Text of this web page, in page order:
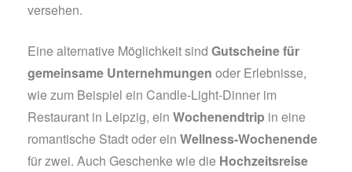
versehen.
Eine alternative Möglichkeit sind Gutscheine für
gemeinsame Unternehmungen oder Erlebnisse,
wie zum Beispiel ein Candle-Light-Dinner im
Restaurant in Leipzig, ein Wochenendtrip in eine
romantische Stadt oder ein Wellness-Wochenende
für zwei. Auch Geschenke wie die Hochzeitsreise